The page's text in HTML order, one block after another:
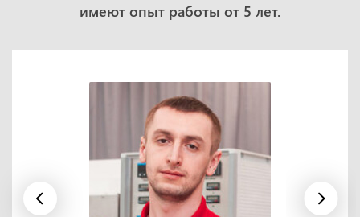
имеют опыт работы от 5 лет.